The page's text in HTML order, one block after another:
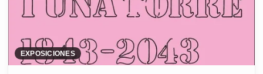
EXPOSICIONES